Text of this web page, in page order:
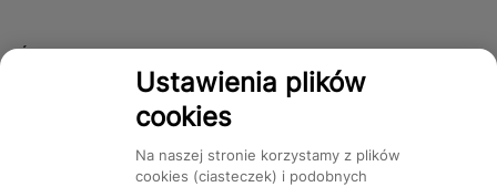
Śledź nas!
Ustawienia plików
cookies
Na naszej stronie korzystamy z plików
cookies (ciasteczek) i podobnych